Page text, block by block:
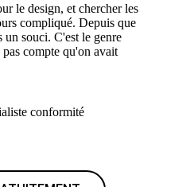
le design, et chercher les
compliqué. Depuis que
un souci. C'est le genre
compte qu'on avait
conformité